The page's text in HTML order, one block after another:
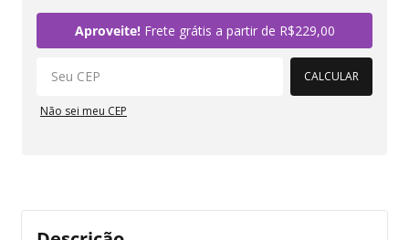
Aproveite!Frete grátis a partir de R$229,00
CALCULAR
Não sei meu CEP